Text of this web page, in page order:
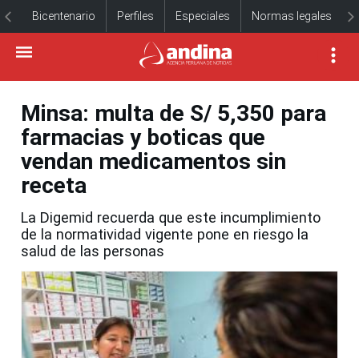
Bicentenario Perfiles Especiales Normas legales
Minsa: multa de S/ 5,350 para
farmacias y boticas que
vendan medicamentos sin
receta
La Digemid recuerda que este incumplimiento
de la normatividad vigente pone en riesgo la
salud de las personas